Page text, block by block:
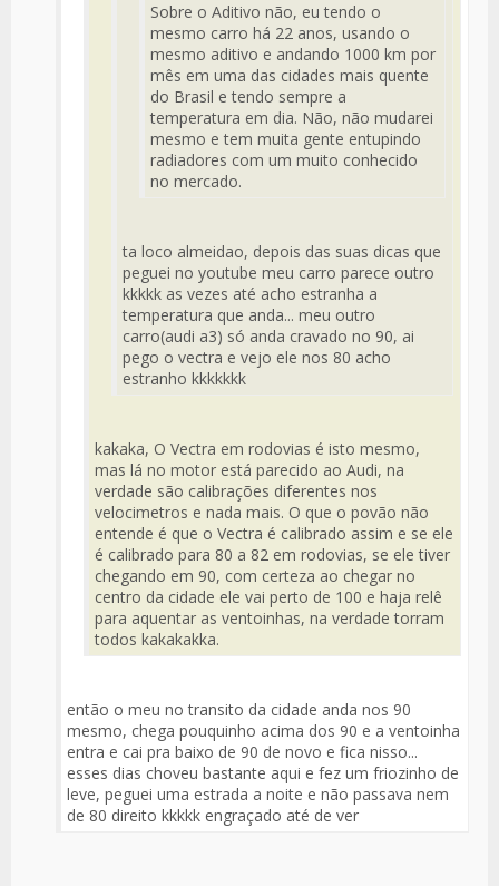
Sobre o Aditivo não, eu tendo o
mesmo carro há 22 anos, usando o
mesmo aditivo e andando 1000 km por
mês em uma das cidades mais quente
do Brasil e tendo sempre a
temperatura em dia. Não, não mudarei
mesmo e tem muita gente entupindo
radiadores com um muito conhecido
no mercado.
ta loco almeidao, depois das suas dicas que
peguei no youtube meu carro parece outro
kkkkk as vezes até acho estranha a
temperatura que anda... meu outro
carro(audi a3) só anda cravado no 90, ai
pego o vectra e vejo ele nos 80 acho
estranho kkkkkkk
kakaka, O Vectra em rodovias é isto mesmo,
mas lá no motor está parecido ao Audi, na
verdade são calibrações diferentes nos
velocimetros e nada mais. O que o povão não
entende é que o Vectra é calibrado assim e se ele
é calibrado para 80 a 82 em rodovias, se ele tiver
chegando em 90, com certeza ao chegar no
centro da cidade ele vai perto de 100 e haja relê
para aquentar as ventoinhas, na verdade torram
todos kakakakka.
então o meu no transito da cidade anda nos 90
mesmo, chega pouquinho acima dos 90 e a ventoinha
entra e cai pra baixo de 90 de novo e fica nisso...
esses dias choveu bastante aqui e fez um friozinho de
leve, peguei uma estrada a noite e não passava nem
de 80 direito kkkkk engraçado até de ver